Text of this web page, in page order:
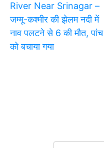
River Near Srinagar –
जम्मू-कश्मीर की झेलम नदी में
नाव पलटने से 6 की मौत, पांच
को बचाया गया